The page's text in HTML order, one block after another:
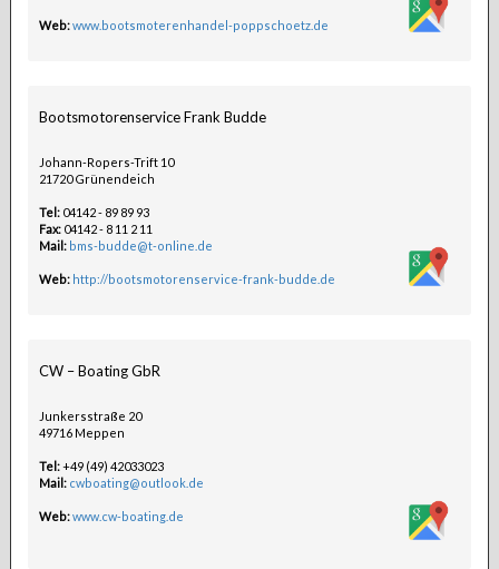
Web:www.bootsmoterenhandel-poppschoetz.de
Bootsmotorenservice Frank Budde
Johann-Ropers-Trift 10
21720 Grünendeich
Tel:04142 - 89 89 93
Fax:04142 - 8 11 2 11
Mail: bms-budde@t-online.de
Web: http://bootsmotorenservice-frank-budde.de
CW – Boating GbR
Junkersstraße 20
49716 Meppen
Tel:+49 (49) 42033023
Mail: cwboating@outlook.de
Web:www.cw-boating.de